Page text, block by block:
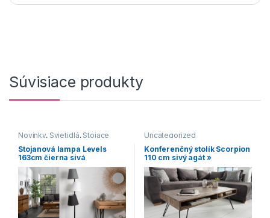
Súvisiace produkty
Novinky, Svietidlá, Stojace
lampy
Stojanová lampa Levels
163cm čierna sivá
Uncategorized
Konferenčný stolík Scorpion
110 cm sivý agát »